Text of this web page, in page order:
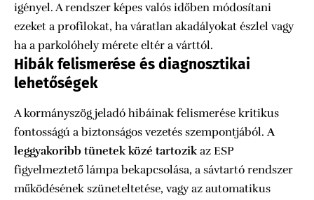
igényel. A rendszer képes valós időben módosítani
ezeket a profilokat, ha váratlan akadályokat észlel vagy
ha a parkolóhely mérete eltér a várttól.
Hibák felismerése és diagnosztikai
lehetőségek
A kormányszög jeladó hibáinak felismerése kritikus
fontosságú a biztonságos vezetés szempontjából. A
leggyakoribb tünetek közé tartozikaz ESP
figyelmeztető lámpa bekapcsolása, a sávtartó rendszer
működésének szüneteltetése, vagy az automatikus